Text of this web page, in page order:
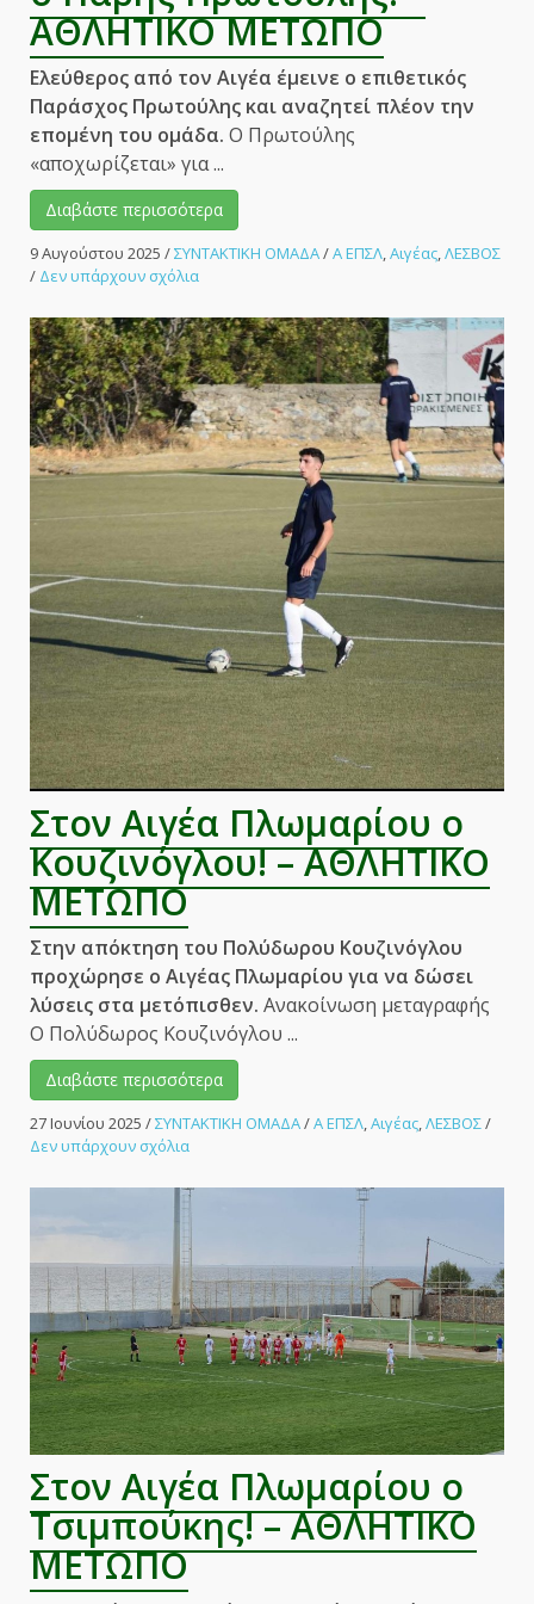
ΑΘΛΗΤΙΚΟ ΜΕΤΩΠΟ
Ελεύθερος από τον Αιγέα έμεινε ο επιθετικός
Παράσχος Πρωτούλης και αναζητεί πλέον την
επομένη του ομάδα. Ο Πρωτούλης
«αποχωρίζεται» για ...
Διαβάστε περισσότερα
9 Αυγούστου 2025 /ΣΥΝΤΑΚΤΙΚΗ ΟΜΑΔΑ/Α ΕΠΣΛ,Αιγέας,ΛΕΣΒΟΣ
/ Δεν υπάρχουν σχόλιαστο
από
τον
Αιγέα
ο
Πάρης
Πρωτούλης!
–
ΑΘΛΗΤΙΚΟ
Στον Αιγέα Πλωμαρίου ο
Κουζινόγλου! – ΑΘΛΗΤΙΚΟ
ΜΕΤΩΠΟ
Στην απόκτηση του Πολύδωρου Κουζινόγλου
προχώρησε ο Αιγέας Πλωμαρίου για να δώσει
λύσεις στα μετόπισθεν. Ανακοίνωση μεταγραφής
Ο Πολύδωρος Κουζινόγλου ...
Διαβάστε περισσότερα
27 Ιουνίου 2025 /ΣΥΝΤΑΚΤΙΚΗ ΟΜΑΔΑ/Α ΕΠΣΛ,Αιγέας,ΛΕΣΒΟΣ/
Δεν υπάρχουν σχόλιαστο
Αιγέα
–
ΑΘΛΗΤΙΚΟ
ΜΕΤΩΠΟ
Στον Αιγέα Πλωμαρίου ο
Τσιμπούκης! – ΑΘΛΗΤΙΚΟ
ΜΕΤΩΠΟ